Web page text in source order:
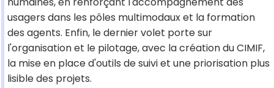
usagers dans les pôles multimodaux et la formation
des agents. Enfin, le dernier volet porte sur
l'organisation et le pilotage, avec la création du CIMIF,
la mise en place d'outils de suivi et une priorisation plus
lisible des projets.